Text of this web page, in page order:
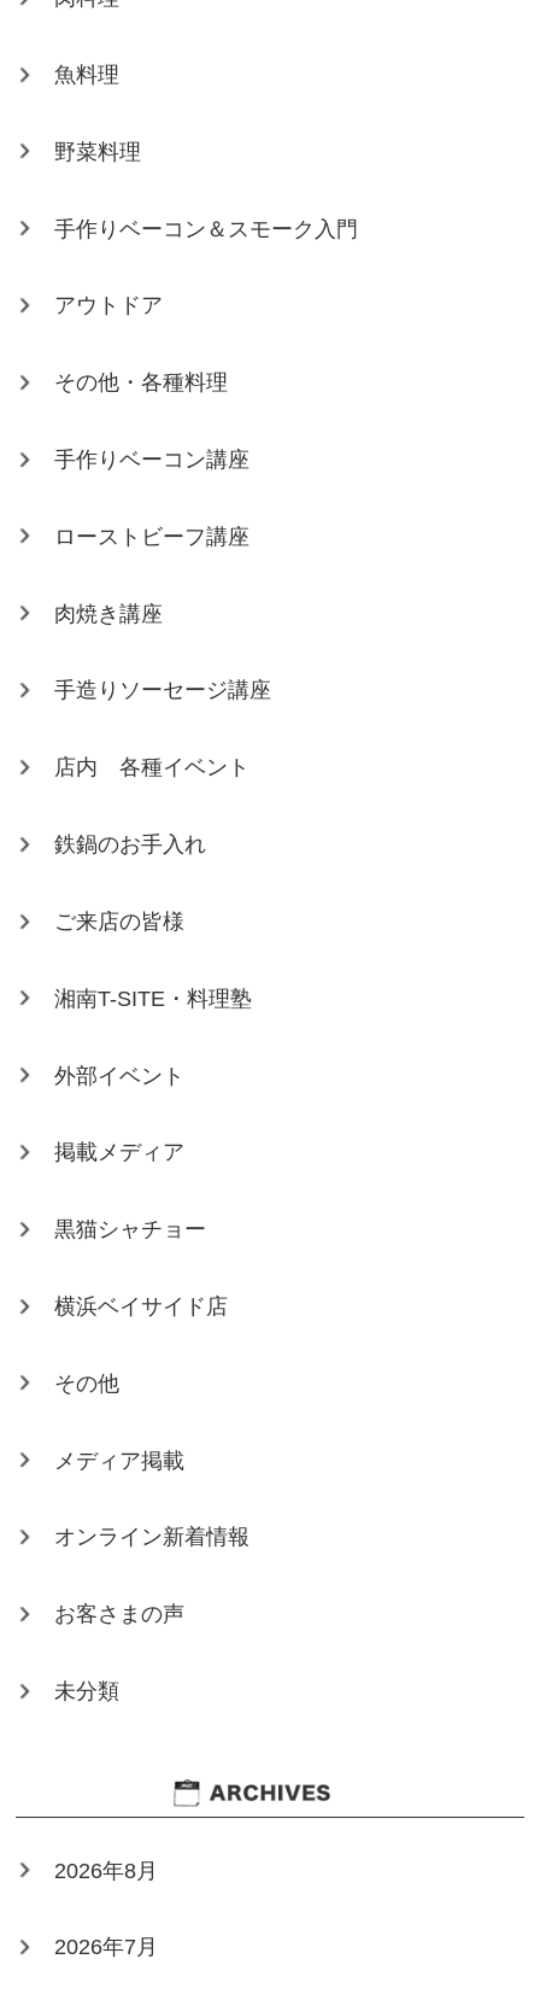
魚料理
野菜料理
手作りベーコン＆スモーク入門
アウトドア
その他・各種料理
手作りベーコン講座
ローストビーフ講座
肉焼き講座
手造りソーセージ講座
店内 各種イベント
鉄鍋のお手入れ
ご来店の皆様
湘南T-SITE・料理塾
外部イベント
掲載メディア
黒猫シャチョー
横浜ベイサイド店
その他
メディア掲載
オンライン新着情報
お客さまの声
未分類
2026年8月
2026年7月